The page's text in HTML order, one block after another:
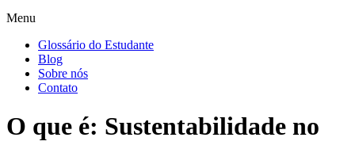
Menu
Glossário do Estudante
Blog
Sobre nós
Contato
O que é: Sustentabilidade no